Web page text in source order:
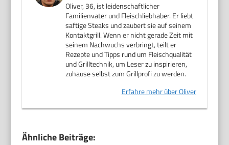
Oliver, 36, ist leidenschaftlicher
Familienvater und Fleischliebhaber. Er liebt
saftige Steaks und zaubert sie auf seinem
Kontaktgrill. Wenn er nicht gerade Zeit mit
seinem Nachwuchs verbringt, teilt er
Rezepte und Tipps rund um Fleischqualität
und Grilltechnik, um Leser zu inspirieren,
zuhause selbst zum Grillprofi zu werden.
Erfahre mehr über Oliver
Ähnliche Beiträge: